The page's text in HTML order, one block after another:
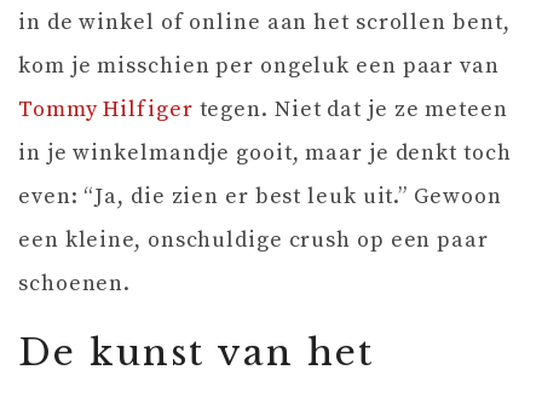
in de winkel of online aan het scrollen bent,
kom je misschien per ongeluk een paar van
Tommy Hilfiger tegen. Niet dat je ze meteen
in je winkelmandje gooit, maar je denkt toch
even: “Ja, die zien er best leuk uit.” Gewoon
een kleine, onschuldige crush op een paar
schoenen.
De kunst van het